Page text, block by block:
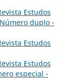
Estudos
duplo -
Estudos
Estudos
especial -